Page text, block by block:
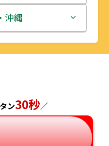
県
県
県
県
県
県
県
県
府
県
県
県
県
沖縄
県
県
ン30秒／